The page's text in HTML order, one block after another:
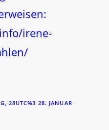
irene-
28UTC%3 28. JANUAR